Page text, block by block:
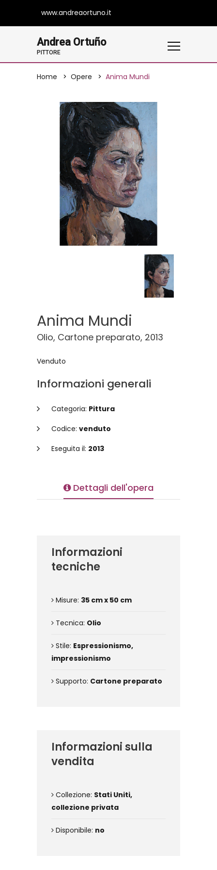
www.andreaortuno.it
Andrea Ortuño
PITTORE
Home Opere Anima Mundi
Anima Mundi
Olio, Cartone preparato, 2013
Venduto
Informazioni generali
Categoria: Pittura
Codice: venduto
Eseguita il: 2013
Dettagli dell'opera
Informazioni
tecniche
Misure: 35 cm x 50 cm
Tecnica: Olio
Stile: Espressionismo,
impressionismo
Supporto: Cartone preparato
Informazioni sulla
vendita
Collezione: Stati Uniti,
collezione privata
Disponibile: no